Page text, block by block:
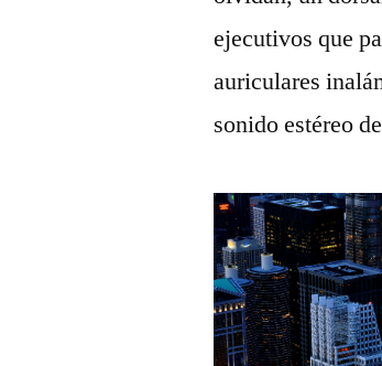
ejecutivos que
auriculares
sonido estéreo